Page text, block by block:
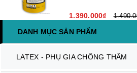
1.390.000₫
DANH MỤC SẢN PHẨM
LATEX - PHỤ GIA CHỐNG THẤM